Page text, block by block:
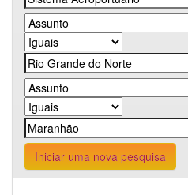
Iniciar uma nova pesquisa